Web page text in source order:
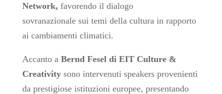
Network, favorendo il dialogo
sovranazionale sui temi della cultura in rapporto
ai cambiamenti climatici.
Accanto a Bernd Fesel di EIT Culture &
Creativitysono intervenuti speakers provenienti
da prestigiose istituzioni europee, presentando